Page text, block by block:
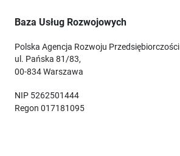
Baza Usług Rozwojowych
Polska Agencja Rozwoju Przedsiębiorczości
ul. Pańska 81/83,
00-834 Warszawa
NIP 5262501444
Regon 017181095